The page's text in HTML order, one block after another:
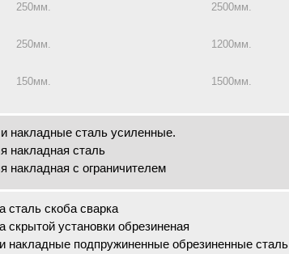
250мм. 2500мм.
250мм. 1200мм.
150мм. 1500мм.
накладные сталь усиленные.
накладная сталь
накладная с ограничителем
сталь скоба сварка
скрытой установки обрезиненая
накладные подпружиненные обрезиненные сталь